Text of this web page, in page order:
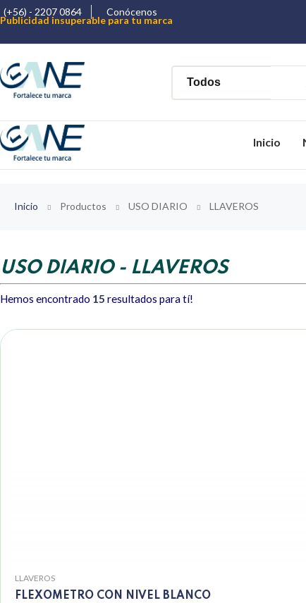
(+56) - 2207 0864 Conócenos
Publicidad insuperable para tu marca
Inicio
Inicio Productos USO DIARIO LLAVEROS
USO DIARIO - LLAVEROS
Hemos encontrado 15 resultados para tí!
LLAVEROS
FLEXOMETRO CON NIVEL BLANCO